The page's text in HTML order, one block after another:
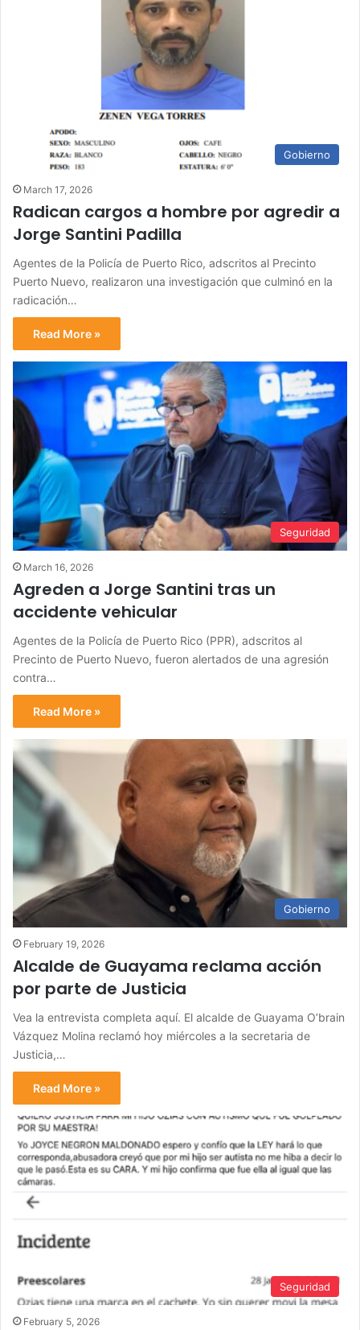
Gobierno
March 17, 2026
Radican cargos a hombre por agredir a
Jorge Santini Padilla
Agentes de la Policía de Puerto Rico, adscritos al Precinto
Puerto Nuevo, realizaron una investigación que culminó en la
radicación…
Read More »
Seguridad
March 16, 2026
Agreden a Jorge Santini tras un
accidente vehicular
Agentes de la Policía de Puerto Rico (PPR), adscritos al
Precinto de Puerto Nuevo, fueron alertados de una agresión
contra…
Read More »
Gobierno
February 19, 2026
Alcalde de Guayama reclama acción
por parte de Justicia
Vea la entrevista completa aquí. El alcalde de Guayama O’brain
Vázquez Molina reclamó hoy miércoles a la secretaria de
Justicia,…
Read More »
Seguridad
February 5, 2026